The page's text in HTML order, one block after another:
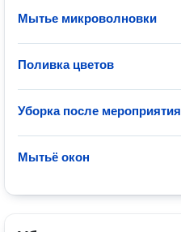
Мытье микроволновки
Поливка цветов
Уборка после мероприятия
Мытьё окон